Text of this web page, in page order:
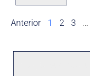
Anterior 1 2 3 …